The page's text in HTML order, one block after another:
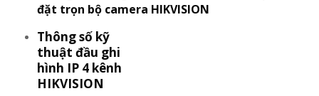
đặt trọn bộ camera HIKVISION
Thông số kỹ
thuật đầu ghi
hình IP 4 kênh
HIKVISION